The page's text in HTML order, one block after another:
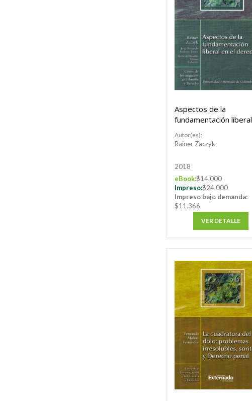
Aspectos de la
fundamentación liberal
Autor(es):
Rainer Zaczyk
2018
eBook:$14.000
Impreso:$24.000
Impreso bajo demanda:
$11.366
VER DETALLE